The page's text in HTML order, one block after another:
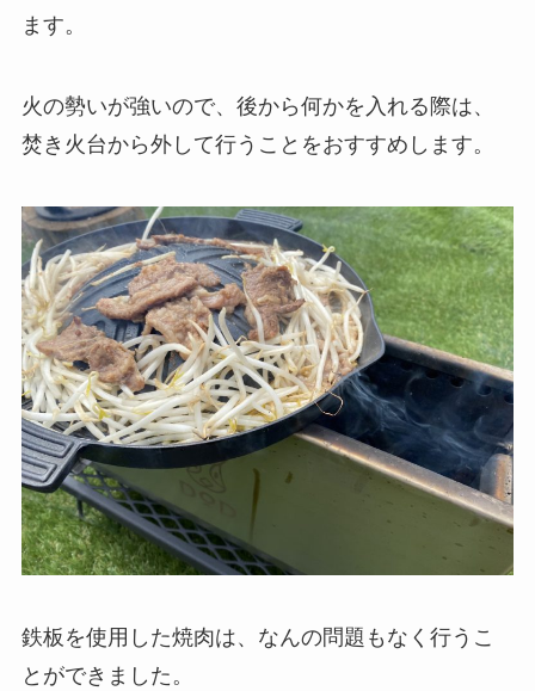
ます。
火の勢いが強いので、後から何かを入れる際は、
焚き火台から外して行うことをおすすめします。
鉄板を使用した焼肉は、なんの問題もなく行うこ
とができました。